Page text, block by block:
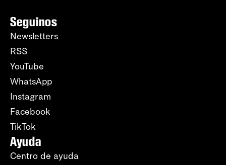
Seguinos
Newsletters
RSS
YouTube
WhatsApp
Instagram
Facebook
TikTok
Ayuda
Centro de ayuda